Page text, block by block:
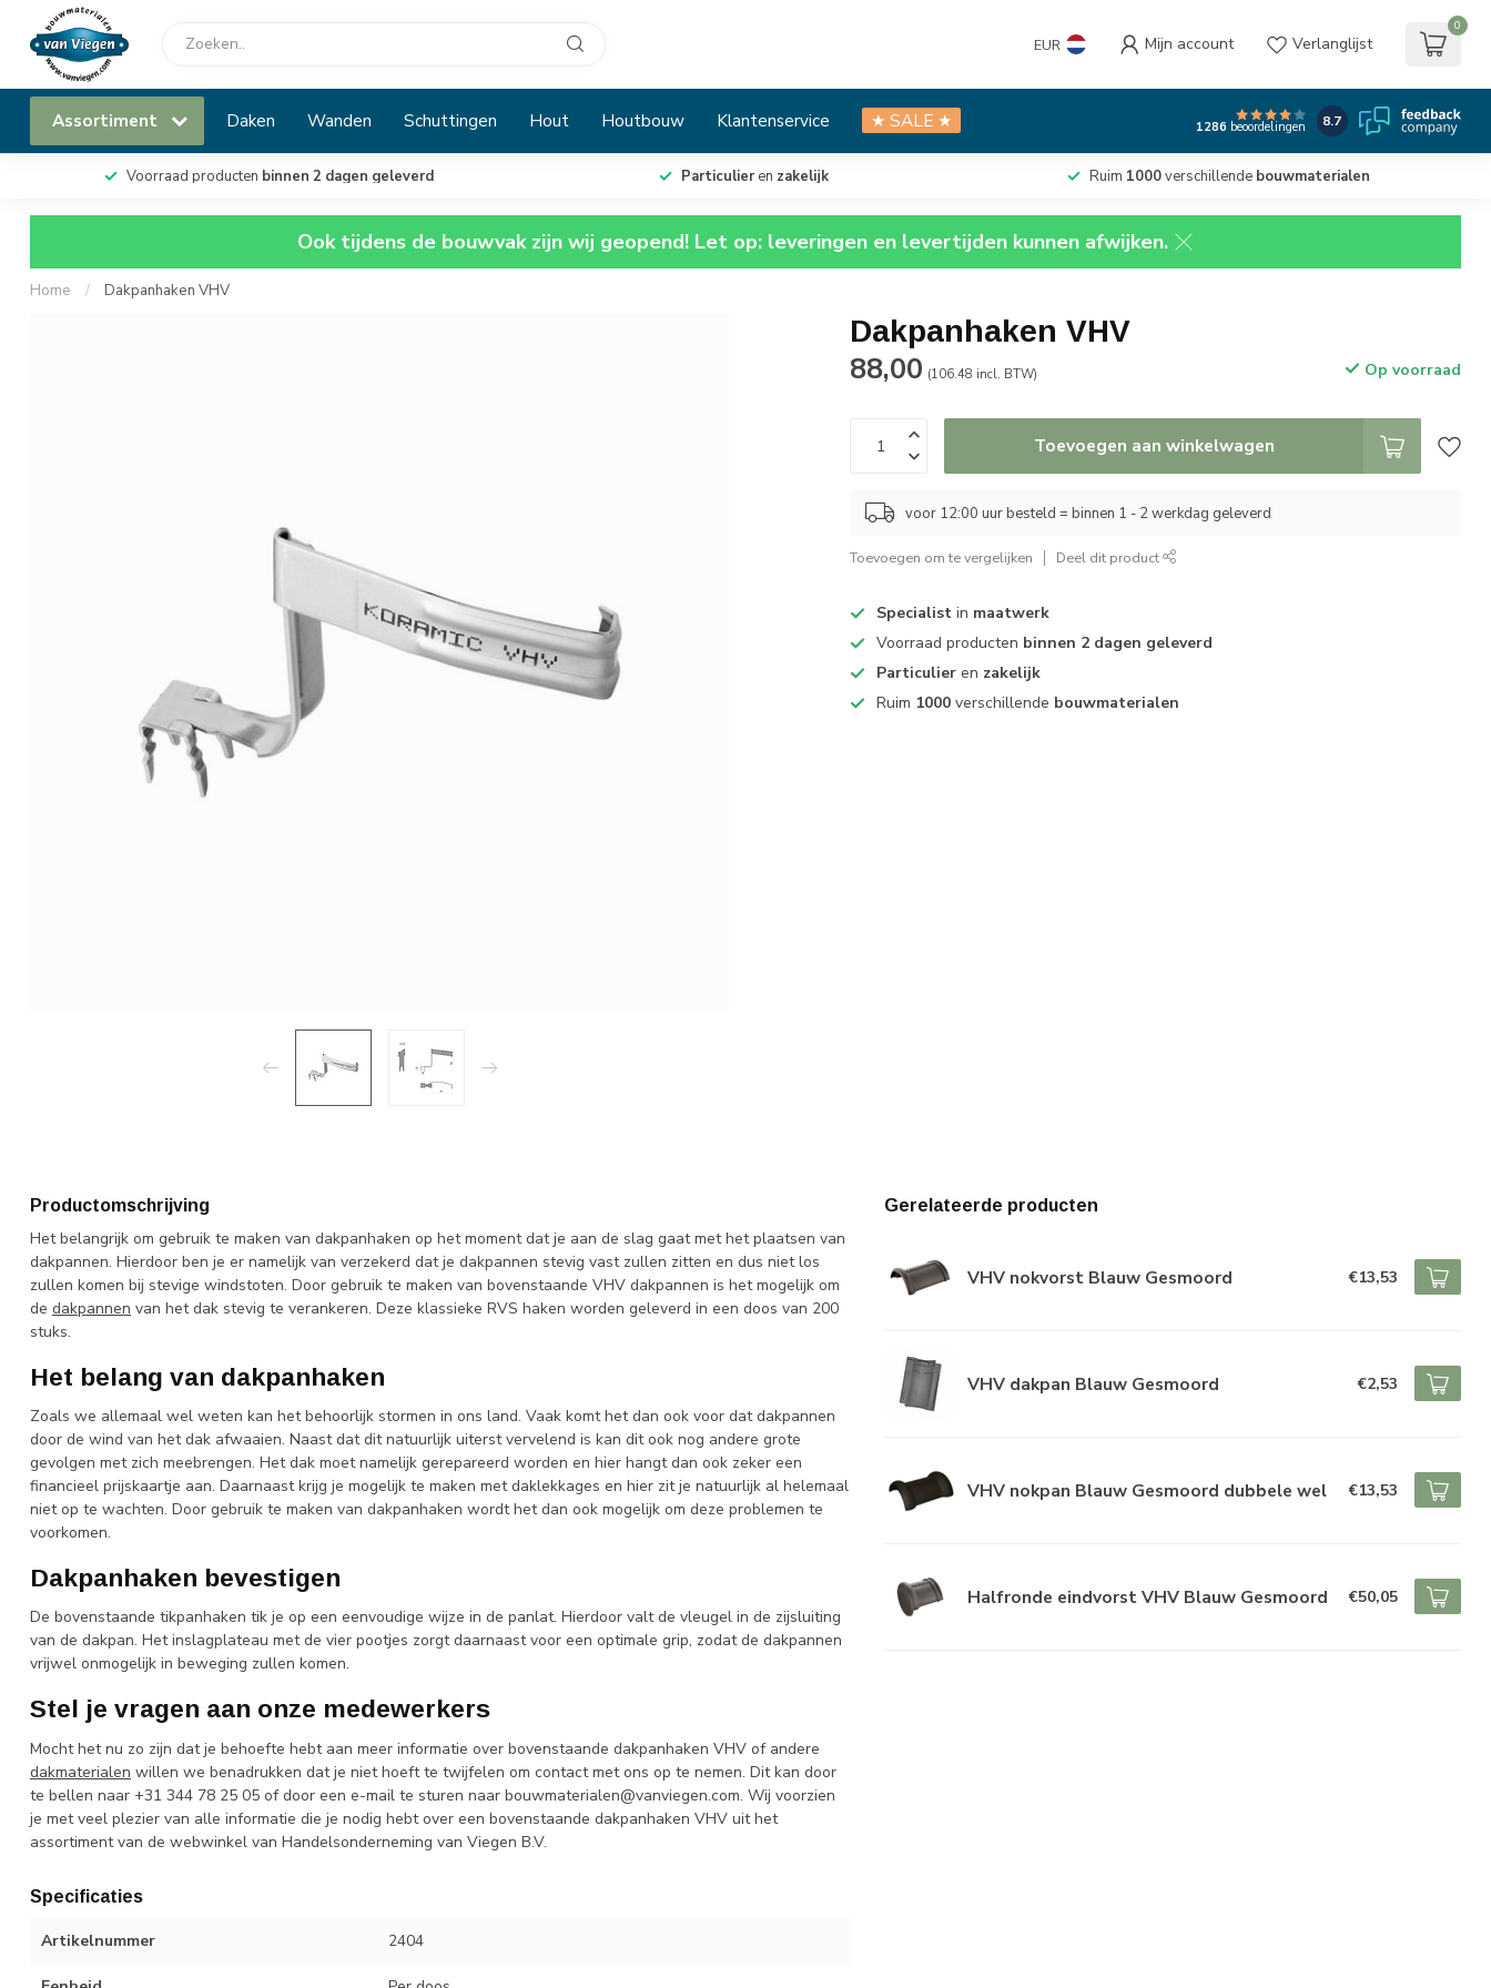
EUR Mijn account Verlanglijst
0
Assortiment Daken Wanden Schuttingen Hout Houtbouw Klantenservice ★ SALE ★ 1286 beoordelingen 8.7
Voorraad producten binnen 2 dagen geleverd Particulieren zakelijk Ruim 1000verschillende bouwmaterialen
Ook tijdens de bouwvak zijn wij geopend! Let op: leveringen en levertijden kunnen afwijken.
Home / Dakpanhaken VHV
Dakpanhaken VHV
88,00 (106.48 incl. BTW) Op voorraad
Toevoegen aan winkelwagen
voor 12:00 uur besteld = binnen 1 - 2 werkdag geleverd
Toevoegen om te vergelijken Deel dit product
Specialist in maatwerk
Voorraad producten binnen 2 dagen geleverd
Particulier en zakelijk
Ruim 1000 verschillende bouwmaterialen
Productomschrijving
Het belangrijk om gebruik te maken van dakpanhaken op het moment dat je aan de slag gaat met het plaatsen van
dakpannen. Hierdoor ben je er namelijk van verzekerd dat je dakpannen stevig vast zullen zitten en dus niet los
zullen komen bij stevige windstoten. Door gebruik te maken van bovenstaande VHV dakpannen is het mogelijk om
de dakpannen van het dak stevig te verankeren. Deze klassieke RVS haken worden geleverd in een doos van 200
stuks.
Het belang van dakpanhaken
Zoals we allemaal wel weten kan het behoorlijk stormen in ons land. Vaak komt het dan ook voor dat dakpannen
door de wind van het dak afwaaien. Naast dat dit natuurlijk uiterst vervelend is kan dit ook nog andere grote
gevolgen met zich meebrengen. Het dak moet namelijk gerepareerd worden en hier hangt dan ook zeker een
financieel prijskaartje aan. Daarnaast krijg je mogelijk te maken met daklekkages en hier zit je natuurlijk al helemaal
niet op te wachten. Door gebruik te maken van dakpanhaken wordt het dan ook mogelijk om deze problemen te
voorkomen.
Dakpanhaken bevestigen
De bovenstaande tikpanhaken tik je op een eenvoudige wijze in de panlat. Hierdoor valt de vleugel in de zijsluiting
van de dakpan. Het inslagplateau met de vier pootjes zorgt daarnaast voor een optimale grip, zodat de dakpannen
vrijwel onmogelijk in beweging zullen komen.
Stel je vragen aan onze medewerkers
Mocht het nu zo zijn dat je behoefte hebt aan meer informatie over bovenstaande dakpanhaken VHV of andere
dakmaterialen willen we benadrukken dat je niet hoeft te twijfelen om contact met ons op te nemen. Dit kan door
te bellen naar +31 344 78 25 05 of door een e-mail te sturen naar bouwmaterialen@vanviegen.com. Wij voorzien
je met veel plezier van alle informatie die je nodig hebt over een bovenstaande dakpanhaken VHV uit het
assortiment van de webwinkel van Handelsonderneming van Viegen B.V.
Specificaties
Artikelnummer 2404
Gerelateerde producten
VHV nokvorst Blauw Gesmoord €13,53
VHV dakpan Blauw Gesmoord €2,53
VHV nokpan Blauw Gesmoord dubbele wel €13,53
Halfronde eindvorst VHV Blauw Gesmoord €50,05